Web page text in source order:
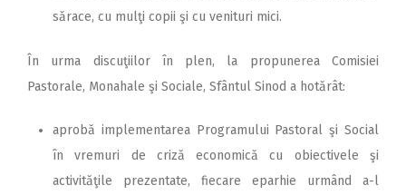
sărace, cu mulţi copii şi cu venituri mici.
În urma discuţiilor în plen, la propunerea Comisiei
Pastorale, Monahale şi Sociale, Sfântul Sinod a hotărât:
aprobă implementarea Programului Pastoral şi Social
în vremuri de criză economică cu obiectivele şi
activităţile prezentate, fiecare eparhie urmând a-l